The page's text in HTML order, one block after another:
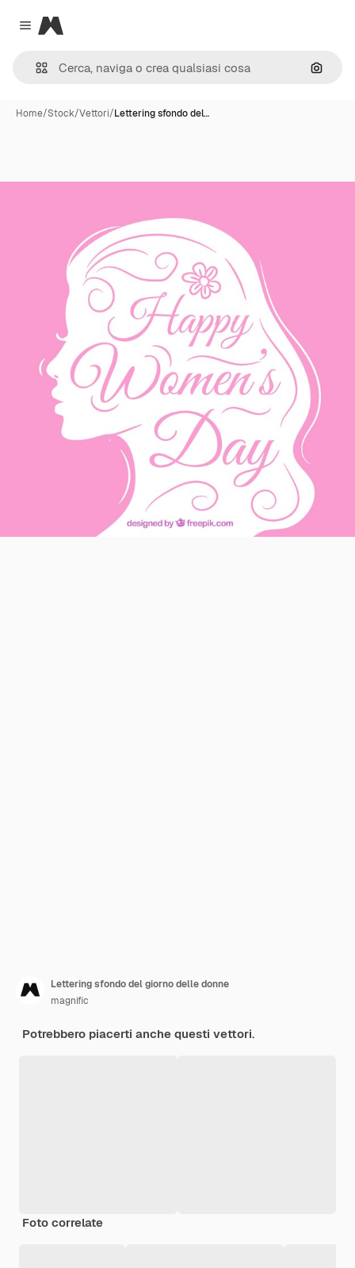
Close menu
Magnific
Cerca
Home/Stock/Vettori/Lettering sfondo del…
Lettering sfondo del giorno delle donne
magnific
Potrebbero piacerti anche questi vettori.
Foto correlate